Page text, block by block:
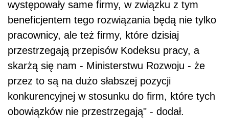
występowały same firmy, w związku z tym
beneficjentem tego rozwiązania będą nie tylko
pracownicy, ale też firmy, które dzisiaj
przestrzegają przepisów Kodeksu pracy, a
skarżą się nam - Ministerstwu Rozwoju - że
przez to są na dużo słabszej pozycji
konkurencyjnej w stosunku do firm, które tych
obowiązków nie przestrzegają" - dodał.